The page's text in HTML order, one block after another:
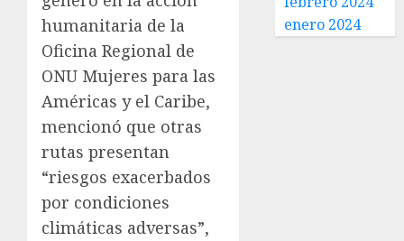
humanitaria de la
Oficina Regional de
ONU Mujeres para las
Américas y el Caribe,
mencionó que otras
rutas presentan
“riesgos exacerbados
por condiciones
climáticas adversas”,
enero 2024